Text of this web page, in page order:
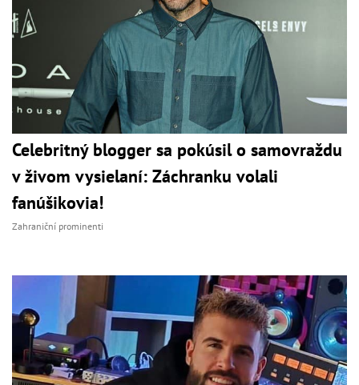
Celebritný blogger sa pokúsil o samovraždu
v živom vysielaní: Záchranku volali
fanúšikovia!
Zahraniční prominenti